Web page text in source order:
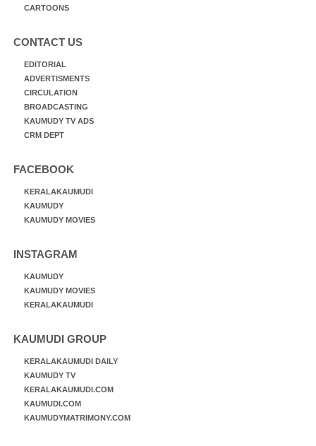
CARTOONS
CONTACT US
EDITORIAL
ADVERTISMENTS
CIRCULATION
BROADCASTING
KAUMUDY TV ADS
CRM DEPT
FACEBOOK
KERALAKAUMUDI
KAUMUDY
KAUMUDY MOVIES
INSTAGRAM
KAUMUDY
KAUMUDY MOVIES
KERALAKAUMUDI
KAUMUDI GROUP
KERALAKAUMUDI DAILY
KAUMUDY TV
KERALAKAUMUDI.COM
KAUMUDI.COM
KAUMUDYMATRIMONY.COM